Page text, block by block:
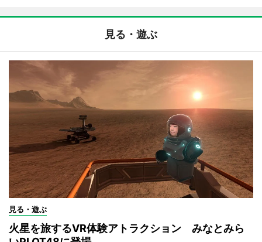
見る・遊ぶ
見る・遊ぶ
火星を旅するVR体験アトラクション みなとみら